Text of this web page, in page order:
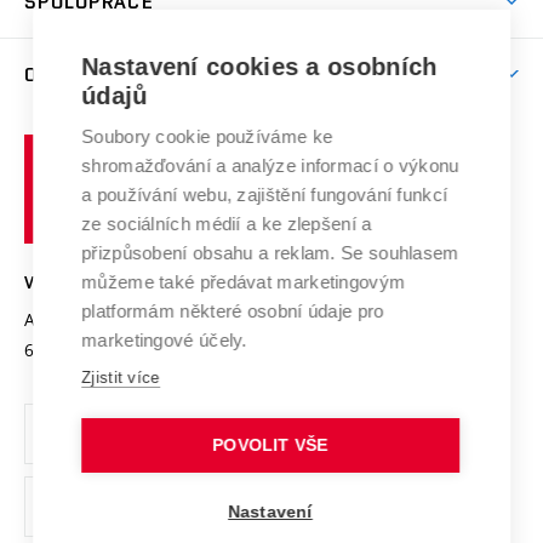
Brno
E-přihláška
Závěrečné práce
Doktorské studium
Studium bez bariér
Podpora podnikání
Mezinárodní vědecká rada
Systém zajišťování kvality výzkumu
Výzkumné infrastruktury
Transfer znalostí
Open Science
Projekty
Projekty ze strukturálních fondů
Specifický výzkum
Zahraniční spolupráce
Spolupráce se školami
Služby univerzity
Mezinárodní dohody
Univerzitní sítě
O UNIVERZITĚ
Profil univerzity
Udržitelná univerzita
Podnikavá univerzita / ContriBUTe
Bezpečná univerzita
Vyznamenání
Organizační struktura
Ochrana osobních údajů
odkaz)
učení
technické
VYSOKÉ UČENÍ TECHNICKÉ V BRNĚ
Antonínská 548/1
602 00 Brno
www.vut.cz
vut@vutbr.cz
Nastavení cookies a osobních
údajů
Soubory cookie používáme ke
shromažďování a analýze informací o výkonu
a používání webu, zajištění fungování funkcí
ze sociálních médií a ke zlepšení a
přizpůsobení obsahu a reklam. Se souhlasem
můžeme také předávat marketingovým
platformám některé osobní údaje pro
marketingové účely.
Zjistit více
POVOLIT VŠE
Nastavení